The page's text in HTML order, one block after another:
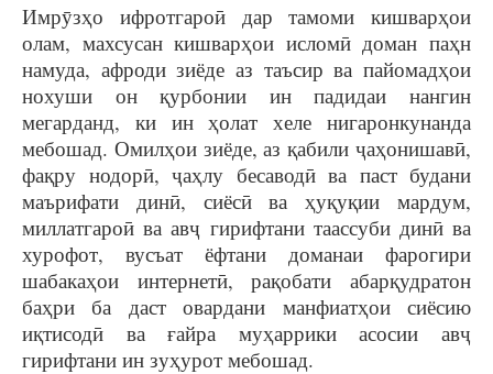
Имрӯзҳо ифротгароӣ дар тамоми кишварҳои
олам, махсусан кишварҳои исломӣ доман паҳн
намуда, афроди зиёде аз таъсир ва пайомадҳои
нохуши он қурбонии ин падидаи нангин
мегарданд, ки ин ҳолат хеле нигаронкунанда
мебошад. Омилҳои зиёде, аз қабили ҷаҳонишавӣ,
фақру нодорӣ, ҷаҳлу бесаводӣ ва паст будани
маърифати динӣ, сиёсӣ ва ҳуқуқии мардум,
миллатгароӣ ва авҷ гирифтани таассуби динӣ ва
хурофот, вусъат ёфтани доманаи фарогири
шабакаҳои интернетӣ, рақобати абарқудратон
баҳри ба даст овардани манфиатҳои сиёсию
иқтисодӣ ва ғайра муҳаррики асосии авҷ
гирифтани ин зуҳурот мебошад.